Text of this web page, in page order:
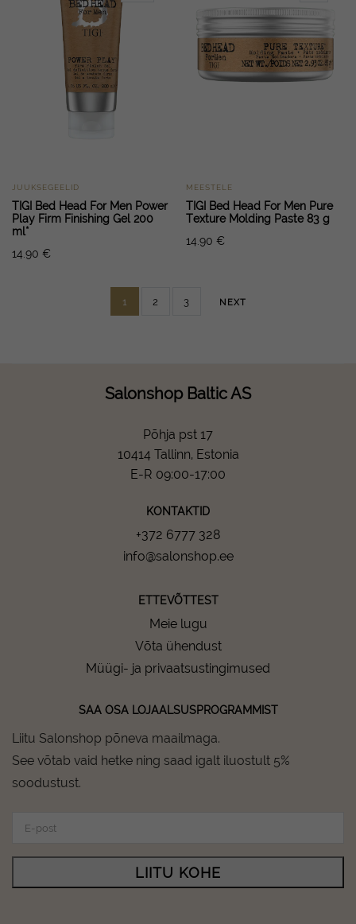
JUUKSEGEELID
TIGI Bed Head For Men Power
Play Firm Finishing Gel 200
ml*
14.90 €
MEESTELE
TIGI Bed Head For Men Pure
Texture Molding Paste 83 g
14.90 €
1 2 3 NEXT
Salonshop Baltic AS
Põhja pst 17
10414 Tallinn, Estonia
E-R 09:00-17:00
KONTAKTID
+372 6777 328
info@salonshop.ee
ETTEVÕTTEST
Meie lugu
Võta ühendust
Müügi- ja privaatsustingimused
SAA OSA LOJAALSUSPROGRAMMIST
Liitu Salonshop põneva maailmaga.
See võtab vaid hetke ning saad igalt iluostult 5%
soodustust.
LIITU KOHE